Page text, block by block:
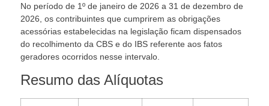
No período de 1º de janeiro de 2026 a 31 de dezembro de
2026, os contribuintes que cumprirem as obrigações
acessórias estabelecidas na legislação ficam dispensados
do recolhimento da CBS e do IBS referente aos fatos
geradores ocorridos nesse intervalo.
Resumo das Alíquotas